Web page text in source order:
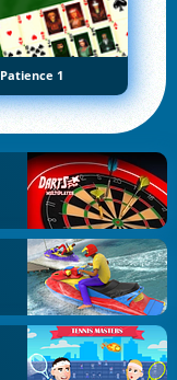
Patience 1